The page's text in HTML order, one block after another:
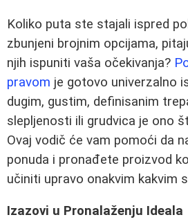
Koliko puta ste stajali ispred
zbunjeni brojnim opcijama,
njih ispuniti vaša očekivanja?
pravom je gotovo univerzalno
dugim, gustim, definisanim
slepljenosti ili grudvica je ono
Ovaj vodič će vam pomoći da
ponuda i pronađete proizvod
učiniti upravo onakvim kakvim
Izazovi u Pronalaženju Ideala